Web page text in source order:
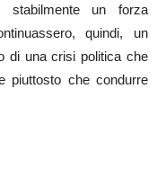
stabilmente un forza
quindi, un
di una crisi politica che
piuttosto che condurre